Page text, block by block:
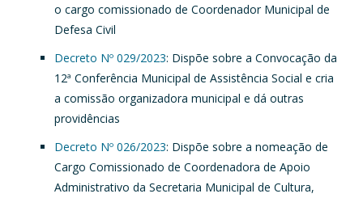
o cargo comissionado de Coordenador Municipal de
Defesa Civil
Decreto Nº 029/2023: Dispõe sobre a Convocação da
12ª Conferência Municipal de Assistência Social e cria
a comissão organizadora municipal e dá outras
providências
Decreto Nº 026/2023: Dispõe sobre a nomeação de
Cargo Comissionado de Coordenadora de Apoio
Administrativo da Secretaria Municipal de Cultura,